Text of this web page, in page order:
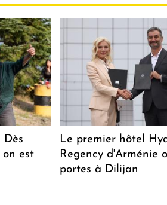
Dès
on est
Le premier hôtel
Regency d'Arménie
portes à Dilijan